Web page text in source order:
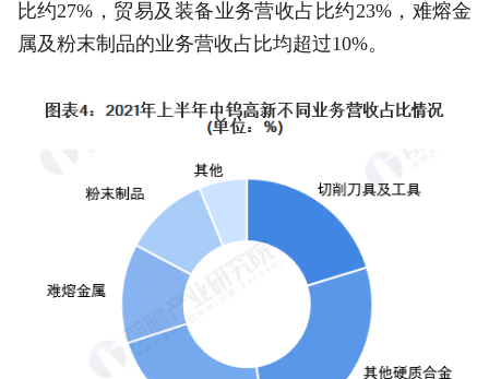
比约27%，贸易及装备业务营收占比约23%，难熔金
属及粉末制品的业务营收占比均超过10%。